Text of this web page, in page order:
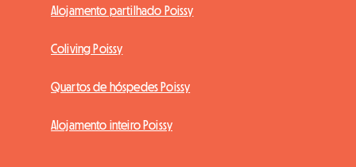
Alojamento partilhado Poissy
Coliving Poissy
Quartos de hóspedes Poissy
Alojamento inteiro Poissy